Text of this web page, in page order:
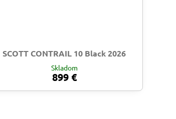
SCOTT CONTRAIL 10 Black 2026
Skladom
899 €